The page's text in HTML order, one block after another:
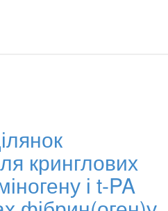
кринглових
і t-PA